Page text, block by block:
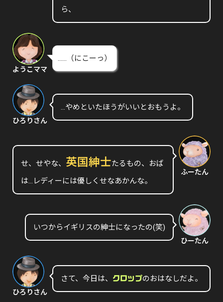
ら、
ようこママ
……（にこーっ）
ひろりさん
…やめといたほうがいいとおもうよ。
せ、せやな、 英国紳士たるもの、おば
は…レディーには優しくせなあかんな。
ふーたん
いつからイギリスの紳士になったの(笑)
ひーたん
ひろりさん
さて、今日は、 クロップのおはなしだよ。